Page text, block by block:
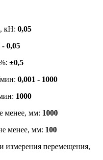
кН: 0,05
- 0,05
±0,5
0,001 - 1000
1000
менее, мм: 1000
менее, мм: 100
измерения перемещения,